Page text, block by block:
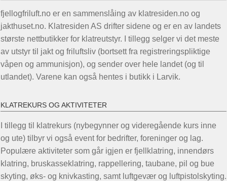
fjellogfriluft.no er en sammenslåing av klatresiden.no og
jakthuset.no. Klatresiden AS drifter sidene og er en av landets
største nettbutikker for klatreutstyr. I tillegg selger vi det meste
av utstyr til jakt og friluftsliv (bortsett fra registreringspliktige
våpen og ammunisjon), og sender over hele landet (og til
utlandet). Varene kan også hentes i butikk i Larvik.
KLATREKURS OG AKTIVITETER
I tillegg til klatrekurs (nybegynner og videregående kurs inne
og ute) tilbyr vi også event for bedrifter, foreninger og lag.
Populære aktiviteter som går igjen er fjellklatring, innendørs
klatring, bruskasseklatring, rappellering, taubane, pil og bue
skyting, øks- og knivkasting, samt luftgevær og luftpistolskyting.